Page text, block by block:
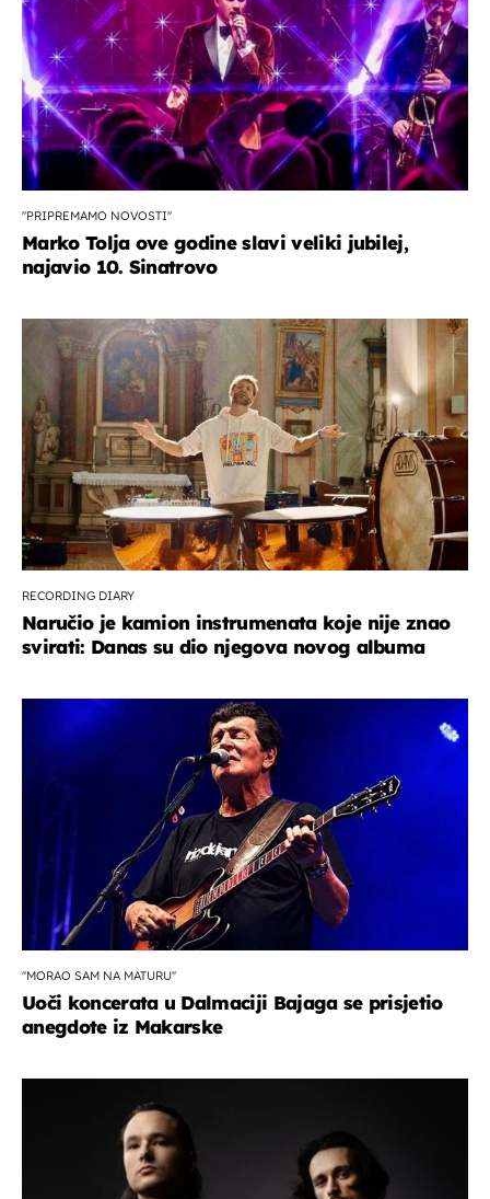
''PRIPREMAMO NOVOSTI''
Marko Tolja ove godine slavi veliki jubilej,
najavio 10. Sinatrovo
RECORDING DIARY
Naručio je kamion instrumenata koje nije znao
svirati: Danas su dio njegova novog albuma
''MORAO SAM NA MATURU''
Uoči koncerata u Dalmaciji Bajaga se prisjetio
anegdote iz Makarske